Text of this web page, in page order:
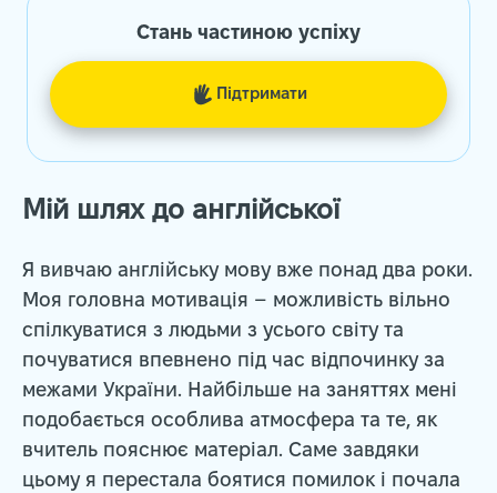
Стань частиною успіху
Пiдтримати
Мій шлях до англійської
Я вивчаю англійську мову вже понад два роки.
Моя головна мотивація – можливість вільно
спілкуватися з людьми з усього світу та
почуватися впевнено під час відпочинку за
межами України. Найбільше на заняттях мені
подобається особлива атмосфера та те, як
вчитель пояснює матеріал. Саме завдяки
цьому я перестала боятися помилок і почала